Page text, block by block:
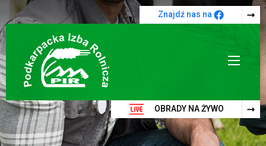
Przejdź do treści
Znajdź nas na
OBRADY NA ŻYWO